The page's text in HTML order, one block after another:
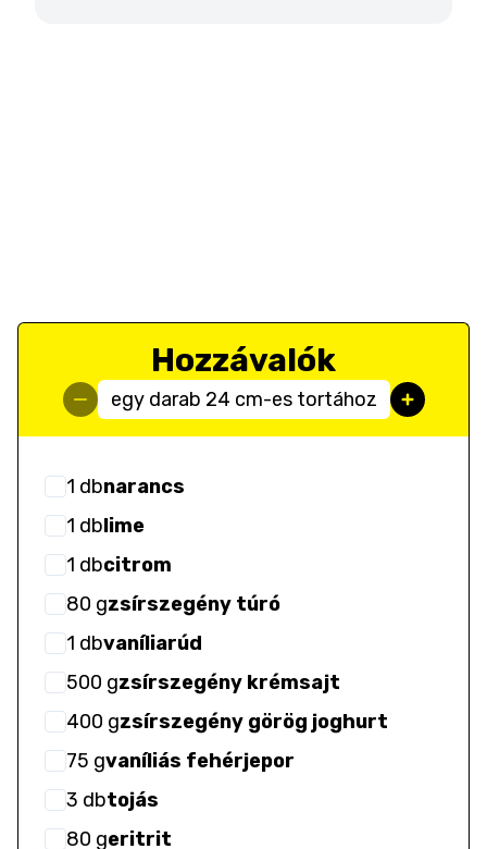
Hozzávalók
egy darab 24 cm-es tortához
1 dbnarancs
1 dblime
1 dbcitrom
80 gzsírszegény túró
1 dbvaníliarúd
500 gzsírszegény krémsajt
400 gzsírszegény görög joghurt
75 gvaníliás fehérjepor
3 dbtojás
80 geritrit